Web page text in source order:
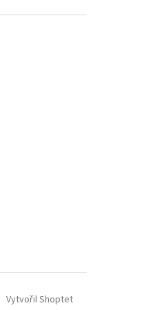
Vytvořil Shoptet